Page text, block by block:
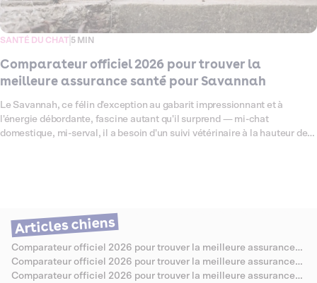
SANTÉ DU CHAT 5 MIN
Comparateur officiel 2026 pour trouver la
meilleure assurance santé pour Savannah
Le Savannah, ce félin d'exception au gabarit impressionnant et à
l'énergie débordante, fascine autant qu'il surprend — mi-chat
domestique, mi-serval, il a besoin d'un suivi vétérinaire à la hauteur de
couverture vraiment adaptée à votre compagnon hors du commun.
Articles chiens
Comparateur officiel 2026 pour trouver la meilleure assurance
santé pour Berger Allemand
Comparateur officiel 2026 pour trouver la meilleure assurance
santé pour Caniche
Comparateur officiel 2026 pour trouver la meilleure assurance